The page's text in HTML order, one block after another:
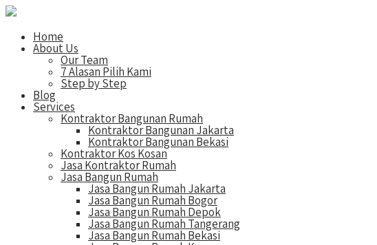
Home
About Us
Our Team
7 Alasan Pilih Kami
Step by Step
Blog
Services
Kontraktor Bangunan Rumah
Kontraktor Bangunan Jakarta
Kontraktor Bangunan Bekasi
Kontraktor Kos Kosan
Jasa Kontraktor Rumah
Jasa Bangun Rumah
Jasa Bangun Rumah Jakarta
Jasa Bangun Rumah Bogor
Jasa Bangun Rumah Depok
Jasa Bangun Rumah Tangerang
Jasa Bangun Rumah Bekasi